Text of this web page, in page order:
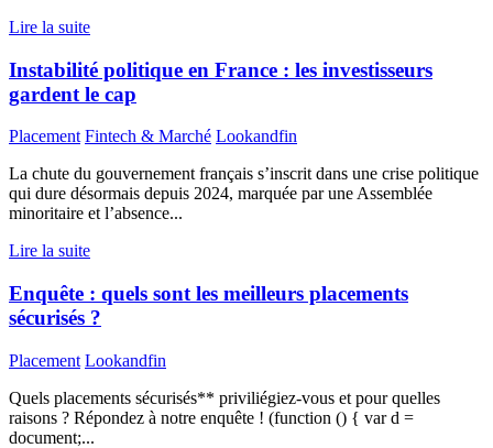
Lire la suite
Instabilité politique en France : les investisseurs
gardent le cap
Placement Fintech & Marché Lookandfin
La chute du gouvernement français s’inscrit dans une crise politique
qui dure désormais depuis 2024, marquée par une Assemblée
minoritaire et l’absence...
Lire la suite
Enquête : quels sont les meilleurs placements
sécurisés ?
Placement Lookandfin
Quels placements sécurisés** priviliégiez-vous et pour quelles
raisons ? Répondez à notre enquête ! (function () { var d =
document;...